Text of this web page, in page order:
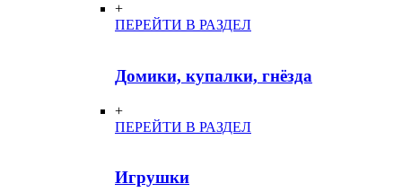
+
ПЕРЕЙТИ В РАЗДЕЛ
Домики, купалки, гнёзда
+
ПЕРЕЙТИ В РАЗДЕЛ
Игрушки